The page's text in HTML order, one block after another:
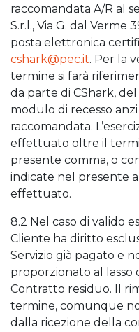
raccomandata A/R al
S.r.l., Via G. dal Verme
posta elettronica
cshark@pec.it. Per la
termine si farà
da parte di CShark,
modulo di recesso
raccomandata.
effettuato oltre il
presente comma, o
indicate nel presente
effettuato.
8.2 Nel caso di valido
Cliente ha diritto
Servizio già pagato e
proporzionato al lasso
Contratto residuo. Il
termine, comunque
dalla ricezione della